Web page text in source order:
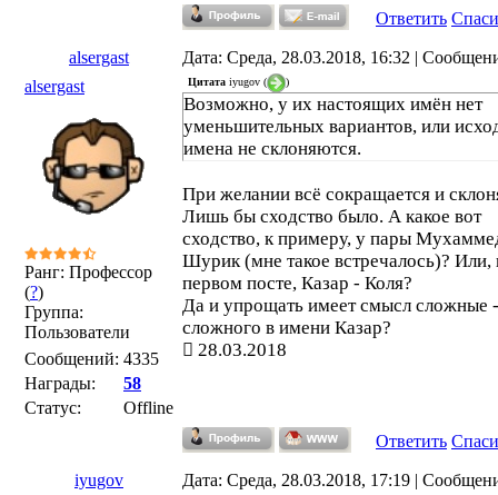
Ответить
alsergast
Дата: Среда, 28.03.2018, 16:32 |
alsergast
Ранг: Профессор
(?)
Группа:
Пользователи
Сообщений: 4335
Награды:
58
Статус:
Offline
Цитата iyugov ( )
Возможно, у их настоящих имён нет
уменьшительных вариантов, или
имена не склоняются.
При желании всё сокращается и
Лишь бы сходство было. А какое вот
сходство, к примеру, у пары
Шурик (мне такое встречалось)? Или,
первом посте, Казар - Коля?
Да и упрощать имеет смысл сложные
сложного в имени Казар?
28.03.2018
Ответить
iyugov
Дата: Среда, 28.03.2018, 17:19 |